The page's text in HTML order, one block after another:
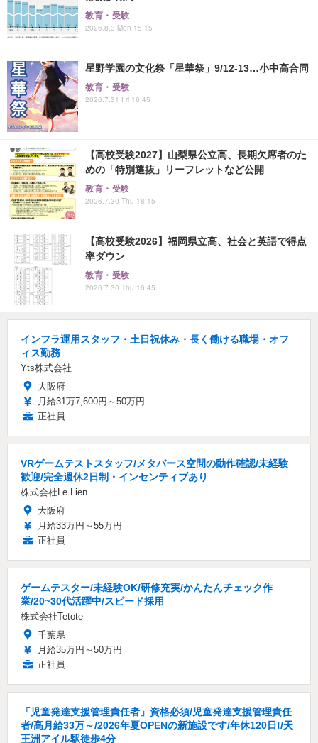
教育・受験
2026.8.3 Mon 15:15
星野学園の文化祭「星華祭」9/12-13…小中高合同
教育・受験
2026.7.31 Fri 16:45
【高校受験2027】山梨県公立高、長期欠席者のた
めの「特別選抜」リーフレットなど公開
教育・受験
2026.7.30 Thu 18:15
【高校受験2026】福岡県立高、社会と英語で得点
率ダウン
教育・受験
2026.7.30 Thu 16:45
インフラ運用スタッフ・土日祝休み・長く働ける職場・オフ
ィス勤務
Yts株式会社
大阪府
月給31万7,600円～50万円
正社員
VRゲームテストスタッフ/メタバース空間の動作確認/未経験
歓迎/完全週休2日制・インセンティブあり
株式会社Le Lien
大阪府
月給33万円～55万円
正社員
ゲームテスター/未経験OK/研修充実/かんたんチェック作
業/20~30代活躍中/スピード採用
株式会社Tetote
千葉県
月給35万円～50万円
正社員
「児童発達支援管理責任者」資格必須/児童発達支援管理責任
者/高月給33万～/2026年夏OPENの新施設です/年休120日!/天
王洲アイル駅徒歩4分